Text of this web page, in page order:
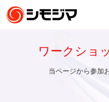
ワークショ
当ページから参加